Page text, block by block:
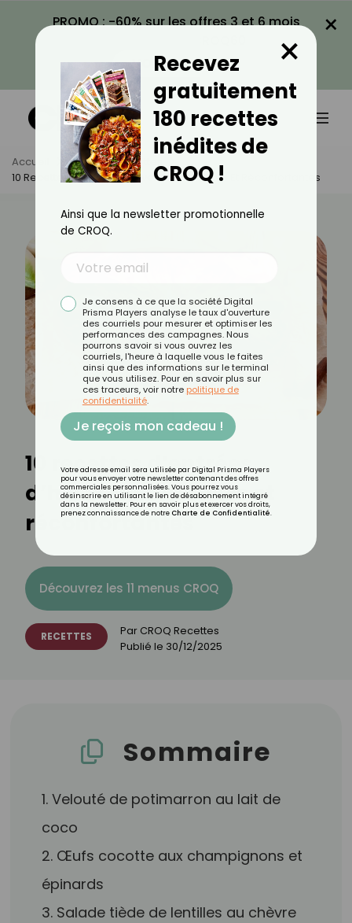
PROMO : -60% sur les offres 3 et 6 mois
VOIR LA PROMO
×
Accueil Actus
Recettes
10 Recettes D’entrées D’hiver Savoureuses Et Réconfortantes
10 recettes d’entrées
d’hiver savoureuses et
réconfortantes
Découvrez les 11 menus CROQ
RECETTES Par CROQ Recettes
Publié le 30/12/2025
Sommaire
1. Velouté de potimarron au lait de
coco
2. Œufs cocotte aux champignons et
épinards
3. Salade tiède de lentilles au chèvre
Recevez
gratuitement
180 recettes
inédites de
CROQ !
×
Ainsi que la newsletter promotionnelle
de CROQ.
Je consens à ce que la société Digital
Prisma Players analyse le taux d'ouverture
des courriels pour mesurer et optimiser les
performances des campagnes. Nous
pourrons savoir si vous ouvrez les
courriels, l'heure à laquelle vous le faites
ainsi que des informations sur le terminal
que vous utilisez. Pour en savoir plus sur
ces traceurs, voir notre politique de
confidentialité.
Je reçois mon cadeau !
Votre adresse email sera utilisée par Digital Prisma Players
pour vous envoyer votre newsletter contenant des offres
commerciales personnalisées. Vous pourrez vous
désinscrire en utilisant le lien de désabonnement intégré
dans la newsletter. Pour en savoir plus et exercer vos droits,
prenez connaissance de notre Charte de Confidentialité.